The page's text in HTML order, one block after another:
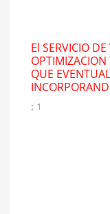
El SERVICIO
OPTIMIZACION
QUE
; 1